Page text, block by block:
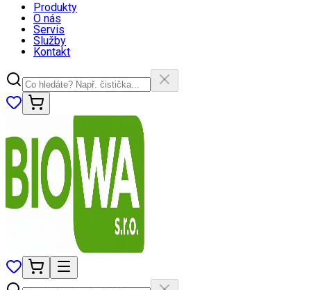
Produkty
O nás
Servis
Služby
Kontakt